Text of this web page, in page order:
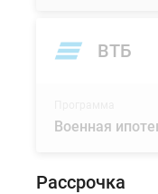
ВТБ
Военная
Рассрочка